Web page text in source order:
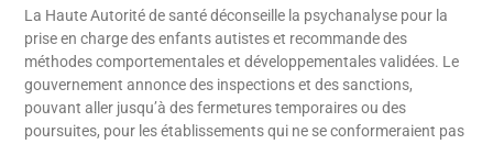
La Haute Autorité de santé déconseille la psychanalyse pour la
prise en charge des enfants autistes et recommande des
méthodes comportementales et développementales validées. Le
gouvernement annonce des inspections et des sanctions,
pouvant aller jusqu’à des fermetures temporaires ou des
poursuites, pour les établissements qui ne se conformeraient pas